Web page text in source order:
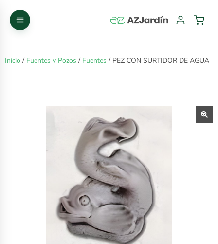
Inicio / Fuentes y Pozos / Fuentes / PEZ CON SURTIDOR DE AGUA